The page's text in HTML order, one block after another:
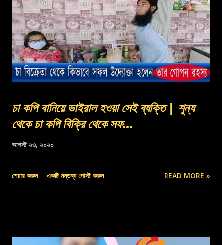
চা কপি বানিয়ে ভাইরাল হওয়া সেই ব্যক্তি | শূন্য
থেকে চা কপি বিক্রি থেকে সফ...
আগস্ট ২৩, ২০২০
শেয়ার করুন একটি মন্তব্য পোস্ট করুন READ MORE »